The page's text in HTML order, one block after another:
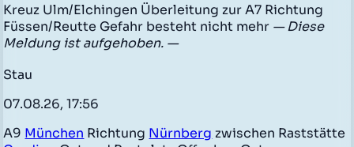
Kreuz Ulm/Elchingen Überleitung zur A7 Richtung
Füssen/Reutte Gefahr besteht nicht mehr — Diese
Meldung ist aufgehoben. —
Stau
07.08.26, 17:56
A9 München Richtung Nürnberg zwischen Raststätte